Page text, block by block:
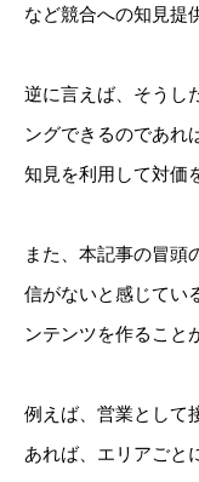
など競合への知見提
逆に言えば、そうし
ングできるのであれ
知見を利用して対価
また、本記事の冒頭
信がないと感じてい
ンテンツを作ること
例えば、営業として
あれば、エリアごと